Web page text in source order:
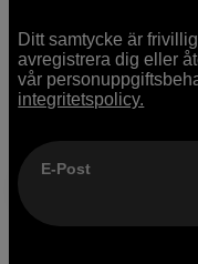
Ditt samtycke är
avregistrera dig eller
vår
integritetspolicy.
E-Post